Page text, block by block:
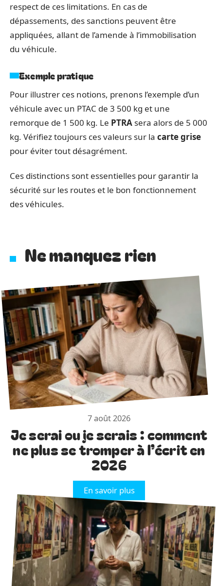
respect de ces limitations. En cas de
dépassements, des sanctions peuvent être
appliquées, allant de l’amende à l’immobilisation
du véhicule.
Exemple pratique
Pour illustrer ces notions, prenons l’exemple d’un
véhicule avec un PTAC de 3 500 kg et une
remorque de 1 500 kg. Le PTRA sera alors de 5 000
kg. Vérifiez toujours ces valeurs sur la carte grise
pour éviter tout désagrément.
Ces distinctions sont essentielles pour garantir la
sécurité sur les routes et le bon fonctionnement
des véhicules.
Ne manquez rien
7 août 2026
Je serai ou je serais : comment
ne plus se tromper à l’écrit en
2026
En savoir plus